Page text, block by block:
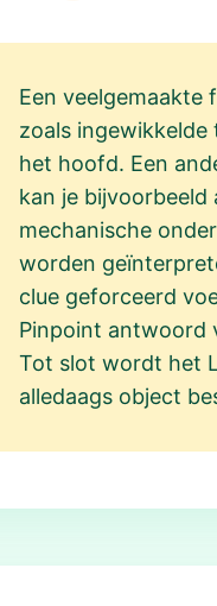
Een veelgemaakte
zoals
het hoofd. Een
kan je
mechanische
worden
clue geforceerd
Pinpoint antwoord
Tot slot wordt het
alledaags object